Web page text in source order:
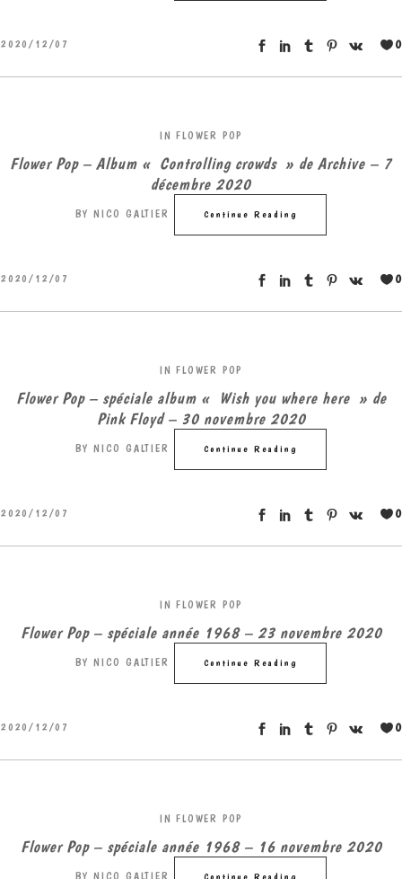
2020/12/07 0
IN FLOWER POP
Flower Pop – Album « Controlling crowds » de Archive – 7
décembre 2020
BY NICO GALTIER Continue Reading
2020/12/07 0
IN FLOWER POP
Flower Pop – spéciale album « Wish you where here » de
Pink Floyd – 30 novembre 2020
BY NICO GALTIER Continue Reading
2020/12/07 0
IN FLOWER POP
Flower Pop – spéciale année 1968 – 23 novembre 2020
BY NICO GALTIER Continue Reading
2020/12/07 0
IN FLOWER POP
Flower Pop – spéciale année 1968 – 16 novembre 2020
BY NICO GALTIER